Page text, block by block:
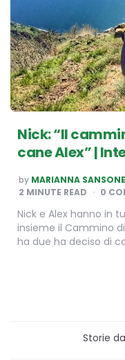
Nick: “Il
cane Alex” |
POSTED
BY
by MARIANNA SANSONE
2 MINUTE READ 0
Nick e Alex hanno in
insieme il Cammino
ha due ha deciso di
Storie